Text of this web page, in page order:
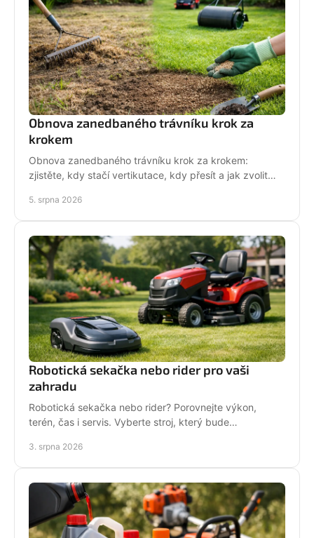
Obnova zanedbaného trávníku krok za
krokem
Obnova zanedbaného trávníku krok za krokem:
zjistěte, kdy stačí vertikutace, kdy přesít a jak zvolit
chyb
5. srpna 2026
Robotická sekačka nebo rider pro vaši
zahradu
Robotická sekačka nebo rider? Porovnejte výkon,
terén, čas i servis. Vyberte stroj, který bude
sezónu.
3. srpna 2026